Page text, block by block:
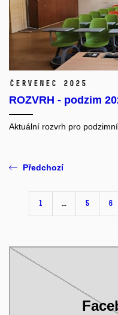
červenec 2025
ROZVRH - podzim
Aktuální rozvrh pro
Předchozí
1 … 5 6